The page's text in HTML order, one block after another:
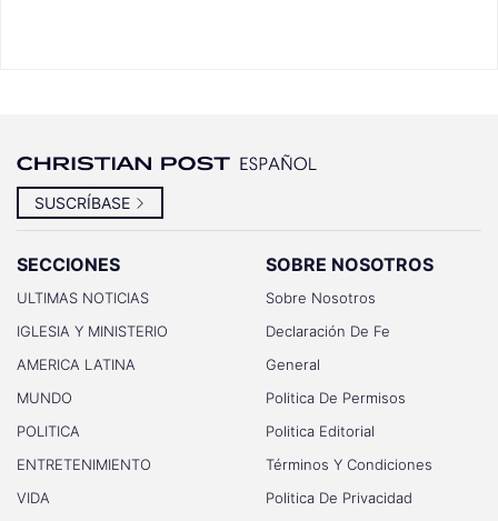
SUSCRÍBASE
SECCIONES
ULTIMAS NOTICIAS
IGLESIA Y MINISTERIO
AMERICA LATINA
MUNDO
POLITICA
ENTRETENIMIENTO
VIDA
SOBRE NOSOTROS
Sobre Nosotros
Declaración De Fe
General
Politica De Permisos
Politica Editorial
Términos Y Condiciones
Politica De Privacidad